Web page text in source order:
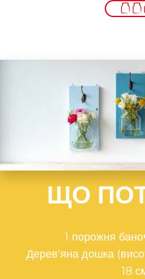
ЩО
1 порожня
Дерев'яна дошка
18